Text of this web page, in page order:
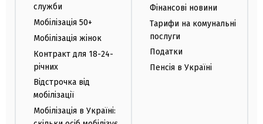
служби
Мобілізація 50+
Мобілізація жінок
Контракт для 18-24-
річних
Відстрочка від
мобілізації
Мобілізація в Україні:
Фінансові новини
Тарифи на комунальні
послуги
Податки
Пенсія в Україні